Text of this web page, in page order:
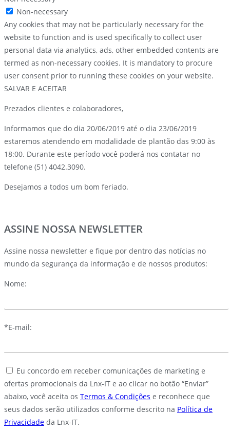
Non-necessary
Any cookies that may not be particularly necessary for the
website to function and is used specifically to collect user
personal data via analytics, ads, other embedded contents are
termed as non-necessary cookies. It is mandatory to procure
user consent prior to running these cookies on your website.
SALVAR E ACEITAR
Prezados clientes e colaboradores,
Informamos que do dia 20/06/2019 até o dia 23/06/2019
estaremos atendendo em modalidade de plantão das 9:00 às
18:00. Durante este período você poderá nos contatar no
telefone (51) 4042.3090.
Desejamos a todos um bom feriado.
ASSINE NOSSA NEWSLETTER
Assine nossa newsletter e fique por dentro das notícias no
mundo da segurança da informação e de nossos produtos:
Nome:
*E-mail:
Eu concordo em receber comunicações de marketing e
ofertas promocionais da Lnx-IT e ao clicar no botão “Enviar”
abaixo, você aceita os Termos & Condições e reconhece que
seus dados serão utilizados conforme descrito na Política de
Privacidade da Lnx-IT.